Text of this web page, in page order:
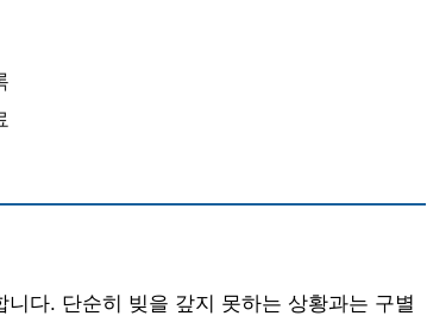
니다. 단순히 빚을 갚지 못하는 상황과는 구별